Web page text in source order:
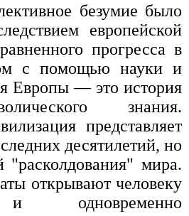
безумие было
европейской
прогресса в
с помощью науки и
Европы — это история
знания.
представляет
десятилетий, но
"расколдования" мира.
открывают человеку
одновременно